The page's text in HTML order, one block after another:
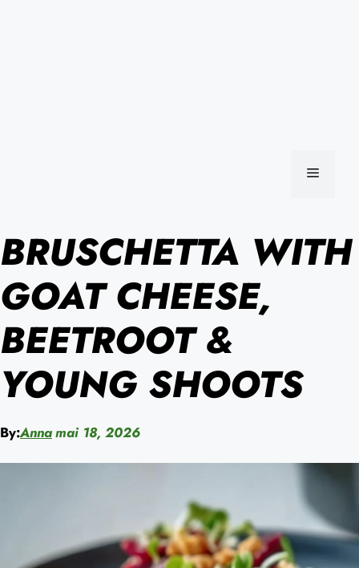
MENU
BRUSCHETTA WITH
GOAT CHEESE,
BEETROOT &
YOUNG SHOOTS
By:Annamai 18, 2026